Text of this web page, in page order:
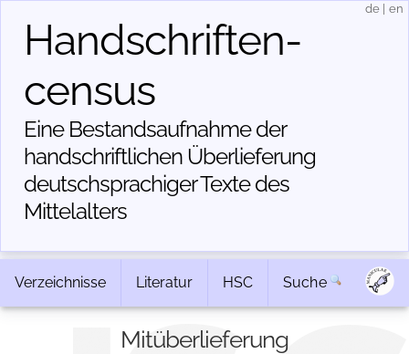
Handschriften­
census
Eine Bestandsaufnahme der
handschriftlichen Über­lieferung
deutschsprachiger Texte des
Mittelalters
de en
Verzeichnisse Literatur HSC Suche
Mitüberlieferung